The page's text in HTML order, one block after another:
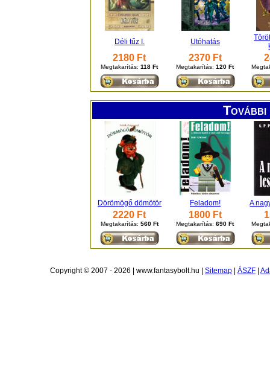
Déli tűz I. Utóhatás
2180 Ft
Megtakarítás:118 Ft
2370 Ft
Megtakarítás:120 Ft
Dörömögő dömötör Feladom! A
2220 Ft
Megtakarítás: 560 Ft
1800 Ft
Megtakarítás:690 Ft
Copyright © 2007 - 2026 | www.fantasybolt.hu | Sitemap ÁSZF